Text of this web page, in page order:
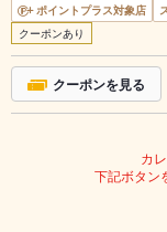
ポイントプラス対象店
クーポンあり
クーポンを見る
カ
下記ボタン